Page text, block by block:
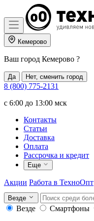
Кемерово
Ваш город Кемерово ?
Да Нет, сменить город
8 (800) 775-2131
c 6:00 до 13:00 мск
Контакты
Статьи
Доставка
Оплата
Рассрочка и кредит
Еще
Акции Работа в ТехноОпт
Везде
Везде Смартфоны